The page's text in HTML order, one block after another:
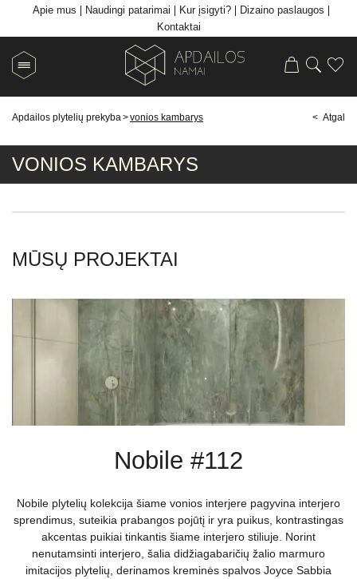
Apie mus Naudingi patarimai Kur įsigyti?
Dizaino paslaugos
Kontaktai
Apdailos plytelių prekyba >vonios kambarys < Atgal
VONIOS KAMBARYS
MŪSŲ PROJEKTAI
Nobile #112
Nobile plytelių kolekcija šiame vonios interjere pagyvina interjero
sprendimus, suteikia prabangos pojūtį ir yra puikus, kontrastingas
akcentas puikiai tinkantis šiame interjero stiliuje. Norint
nenutamsinti interjero, šalia didžiagabaričių žalio marmuro
imitacijos plytelių, derinamos kreminės spalvos Joyce Sabbia